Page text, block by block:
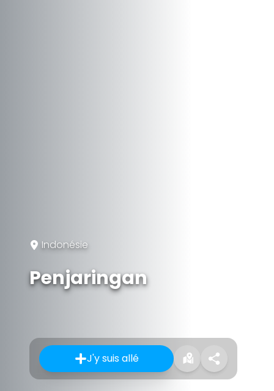
Indonésie
Penjaringan
J'y suis allé